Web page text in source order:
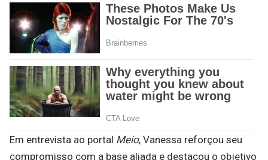
Em entrevista ao portal Meio, Vanessa reforçou seu
compromisso com a base aliada e destacou o objetivo